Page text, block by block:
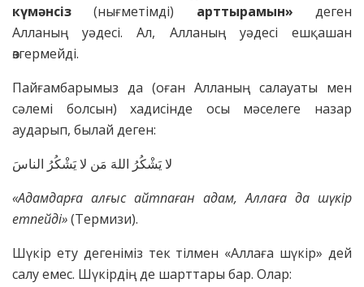
күмәнсіз(нығметімді) арттырамын» деген
Алланың уәдесі. Ал, Алланың уәдесі ешқашан
өзгермейді.
Пайғамбарымыз да (оған Алланың салауаты мен
сәлемі болсын) хадисінде осы мәселеге назар
аударып, былай деген:
لا يَشْكُرُ اللهَ مَن لا يَشْكُرُ الناسَ
«Адамдарға алғыс айтпаған адам, Аллаға да шүкір
етпейді»(Термизи).
Шүкір ету дегеніміз тек тілмен «Аллаға шүкір» дей
салу емес. Шүкірдің де шарттары бар. Олар: